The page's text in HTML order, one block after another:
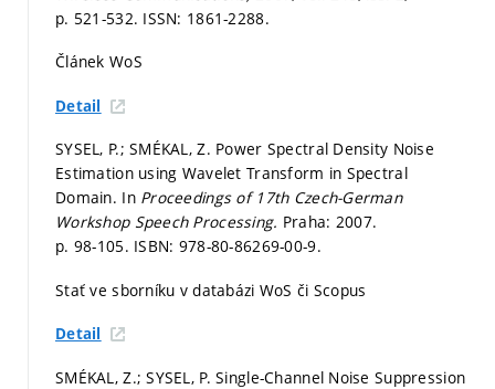
p. 521-532. ISSN: 1861-2288.
Článek WoS
Detail
SYSEL, P.; SMÉKAL, Z. Power Spectral Density Noise
Estimation using Wavelet Transform in Spectral
Domain. In Proceedings of 17th Czech-German
Workshop Speech Processing. Praha: 2007.
p. 98-105. ISBN: 978-80-86269-00-9.
Stať ve sborníku v databázi WoS či Scopus
Detail
SMÉKAL, Z.; SYSEL, P. Single-Channel Noise Suppression